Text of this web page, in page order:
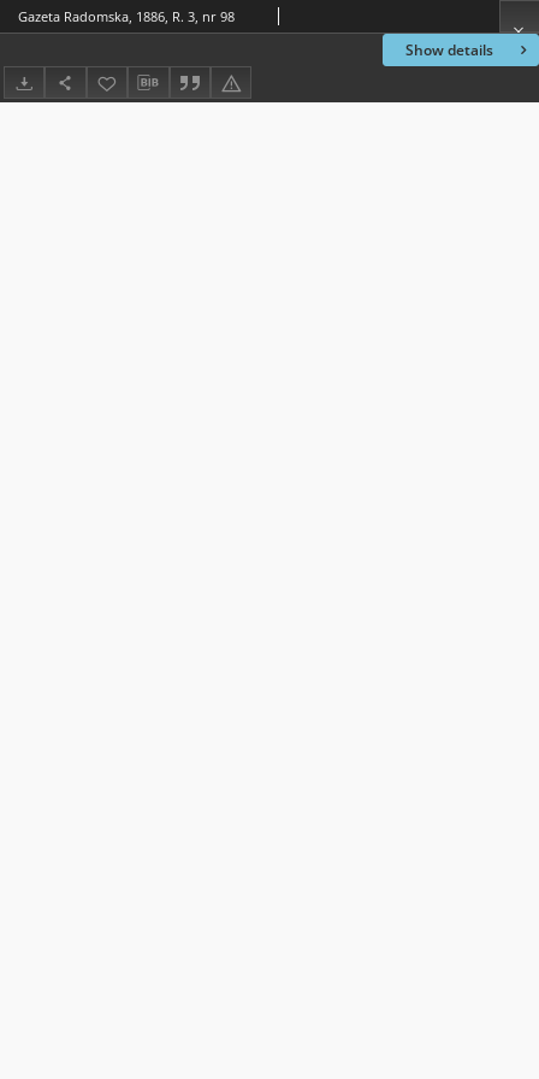
Show details
Gazeta Radomska, 1886, R. 3, nr 98